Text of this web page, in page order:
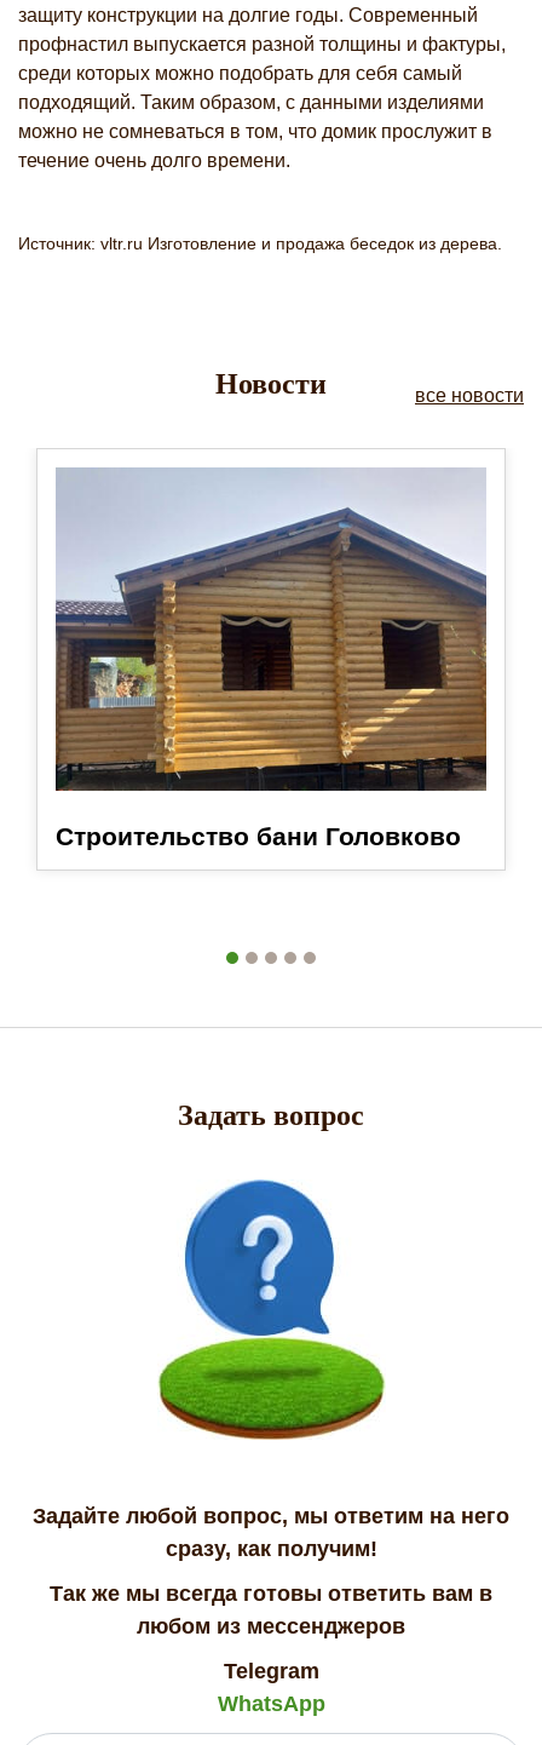
защиту конструкции на долгие годы. Современный
профнастил выпускается разной толщины и фактуры,
среди которых можно подобрать для себя самый
подходящий. Таким образом, с данными изделиями
можно не сомневаться в том, что домик прослужит в
течение очень долго времени.
Источник: vltr.ru Изготовление и продажа беседок из дерева.
Новости все новости
Строительство бани Головково
Задать вопрос
Задайте любой вопрос, мы ответим на него
сразу, как получим!
Так же мы всегда готовы ответить вам в
любом из мессенджеров
Telegram
WhatsApp